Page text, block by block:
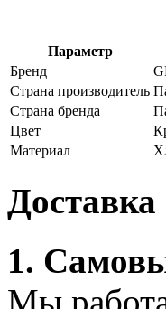
Параметр
Бренд
Страна производитель
Страна бренда
Цвет
Материал
1.